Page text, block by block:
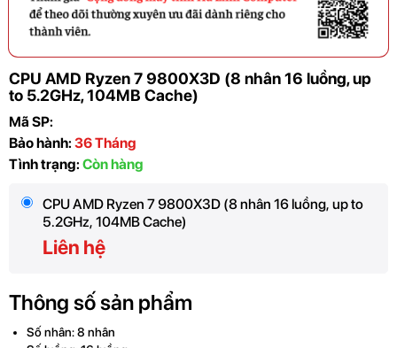
CPU AMD Ryzen 7 9800X3D (8 nhân 16 luồng, up
to 5.2GHz, 104MB Cache)
Mã SP:
Bảo hành: 36 Tháng
Tình trạng: Còn hàng
CPU AMD Ryzen 7 9800X3D (8 nhân 16 luồng, up to
5.2GHz, 104MB Cache)
Liên hệ
Thông số sản phẩm
Số nhân: 8 nhân